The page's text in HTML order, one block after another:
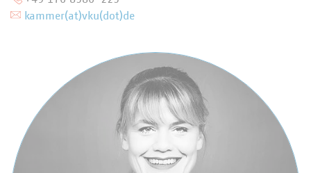
kammer(at)vku(dot)de